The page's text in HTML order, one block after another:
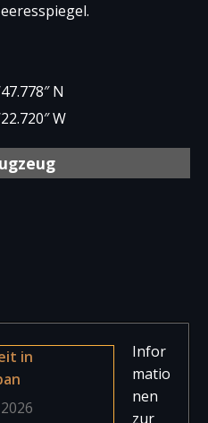
N
W
vom Zentrum der Stadt
in
Infor
matio
nen
zur